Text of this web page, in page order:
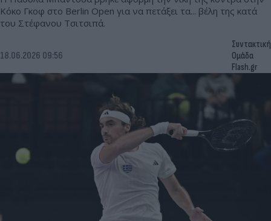
Κόκο Γκοφ στο Berlin Open για να πετάξει τα... βέλη της κατά
του Στέφανου Τσιτσιπά.
18.06.2026 09:56
Συντακτική
Ομάδα
Flash.gr